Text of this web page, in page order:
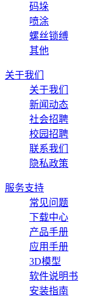
码垛
喷涂
螺丝锁缚
其他
关于我们
关于我们
新闻动态
社会招聘
校园招聘
联系我们
隐私政策
服务支持
常见问题
下载中心
产品手册
应用手册
3D模型
软件说明书
安装指南